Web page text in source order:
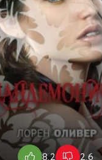
8.2 2.6